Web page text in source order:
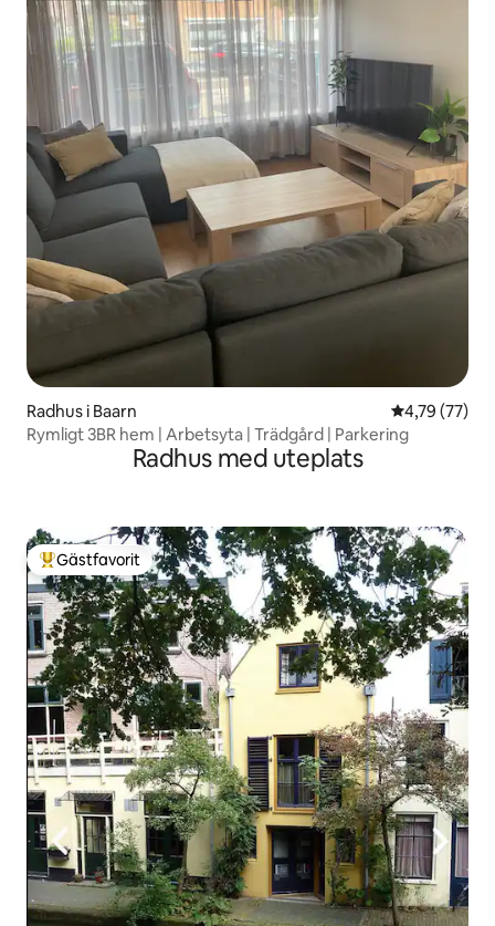
Radhus i Baarn 4,79 av 5 i
4,79 (77)
Rymligt 3BR hem | Arbetsyta | Trädgård | Parkering
Radhus med uteplats
Populär gästfavorit
Gästfavorit